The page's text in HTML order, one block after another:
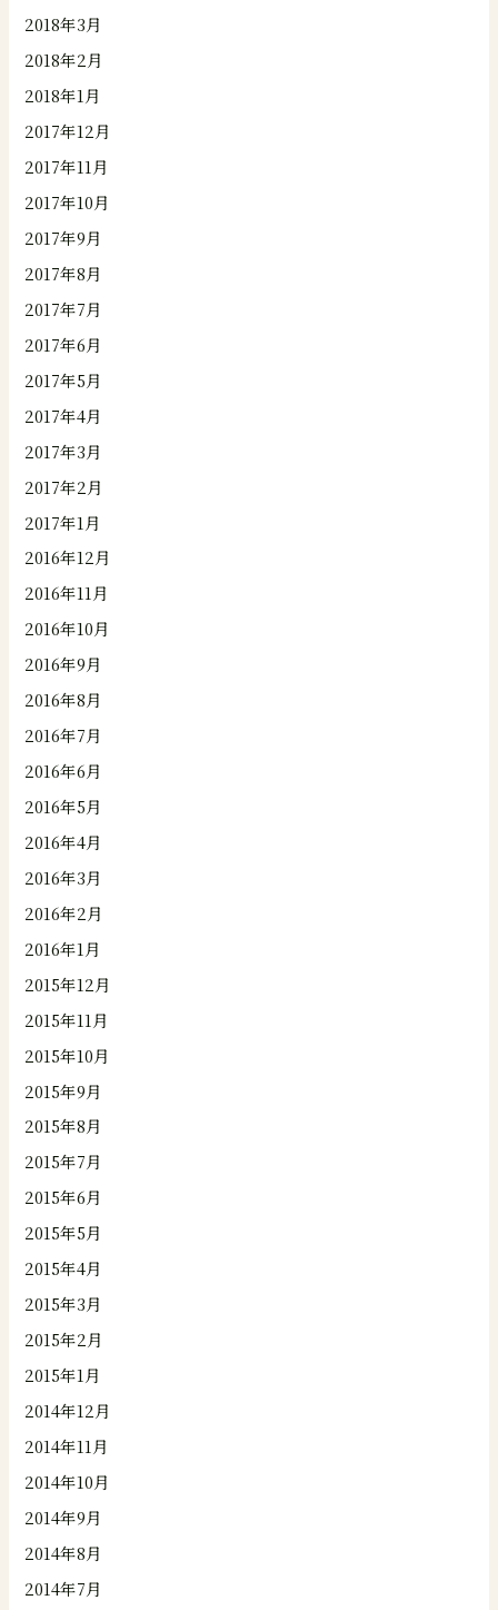
2018年3月
2018年2月
2018年1月
2017年12月
2017年11月
2017年10月
2017年9月
2017年8月
2017年7月
2017年6月
2017年5月
2017年4月
2017年3月
2017年2月
2017年1月
2016年12月
2016年11月
2016年10月
2016年9月
2016年8月
2016年7月
2016年6月
2016年5月
2016年4月
2016年3月
2016年2月
2016年1月
2015年12月
2015年11月
2015年10月
2015年9月
2015年8月
2015年7月
2015年6月
2015年5月
2015年4月
2015年3月
2015年2月
2015年1月
2014年12月
2014年11月
2014年10月
2014年9月
2014年8月
2014年7月